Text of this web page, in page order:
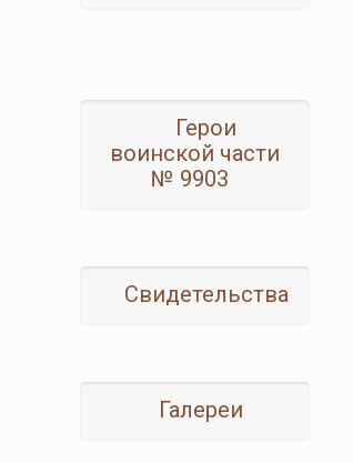
Герои
воинской части
№ 9903
Свидетельства
Галереи